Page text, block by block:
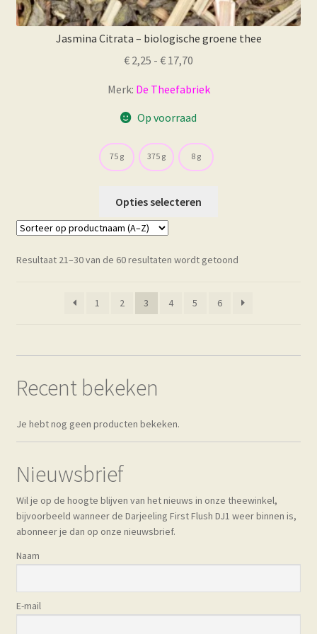
Jasmina Citrata – biologische groene thee
€ 2,25 - € 17,70
tot
€ 17,70
Merk: De Theefabriek
Op voorraad
75 g 375 g 8 g
Opties selecteren
variaties.
optie
worden
Resultaat 21–30 van de 60 resultaten wordt getoond
1 2 3 4 5 6
Recent bekeken
Je hebt nog geen producten bekeken.
Nieuwsbrief
Wil je op de hoogte blijven van het nieuws in onze theewinkel,
bijvoorbeeld wanneer de Darjeeling First Flush DJ1 weer binnen is,
abonneer je dan op onze nieuwsbrief.
Naam
E-mail